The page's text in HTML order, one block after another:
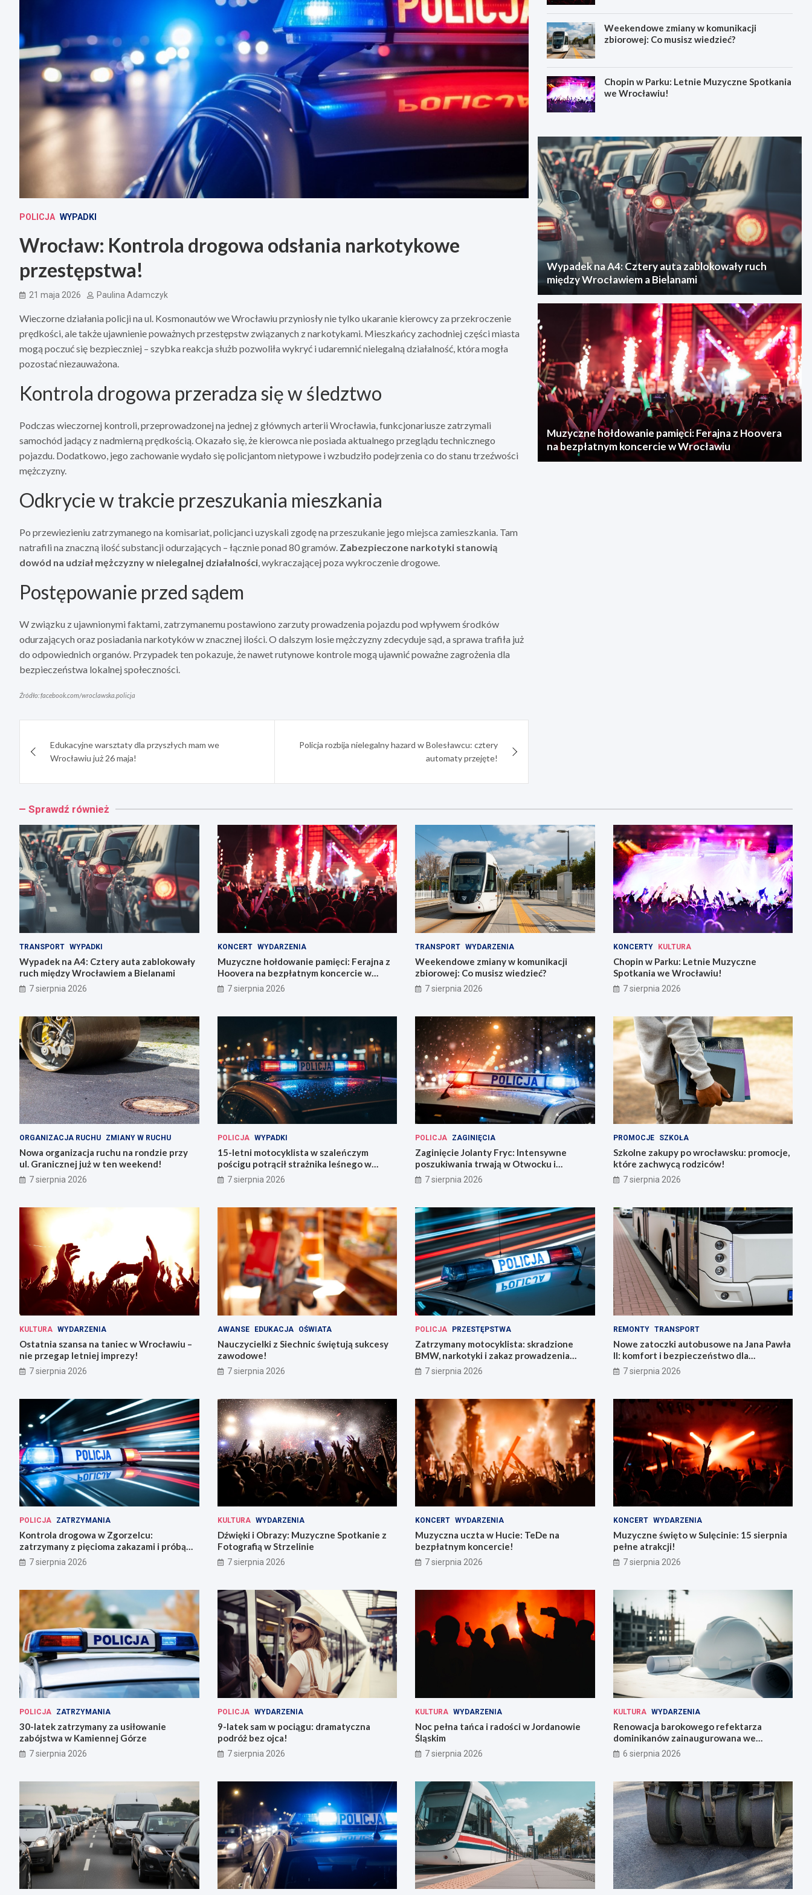
POLICJA WYPADKI
Wrocław: Kontrola drogowa odsłania narkotykowe
przestępstwa!
21 maja 2026 Paulina Adamczyk
Wieczorne działania policji na ul. Kosmonautów we Wrocławiu przyniosły nie tylko ukaranie kierowcy za przekroczenie
prędkości, ale także ujawnienie poważnych przestępstw związanych z narkotykami. Mieszkańcy zachodniej części miasta
mogą poczuć się bezpieczniej – szybka reakcja służb pozwoliła wykryć i udaremnić nielegalną działalność, która mogła
pozostać niezauważona.
Kontrola drogowa przeradza się w śledztwo
Podczas wieczornej kontroli, przeprowadzonej na jednej z głównych arterii Wrocławia, funkcjonariusze zatrzymali
samochód jadący z nadmierną prędkością. Okazało się, że kierowca nie posiada aktualnego przeglądu technicznego
pojazdu. Dodatkowo, jego zachowanie wydało się policjantom nietypowe i wzbudziło podejrzenia co do stanu trzeźwości
mężczyzny.
Odkrycie w trakcie przeszukania mieszkania
Po przewiezieniu zatrzymanego na komisariat, policjanci uzyskali zgodę na przeszukanie jego miejsca zamieszkania. Tam
natrafili na znaczną ilość substancji odurzających – łącznie ponad 80 gramów. Zabezpieczone narkotyki stanowią
dowód na udział mężczyzny w nielegalnej działalności, wykraczającej poza wykroczenie drogowe.
Postępowanie przed sądem
W związku z ujawnionymi faktami, zatrzymanemu postawiono zarzuty prowadzenia pojazdu pod wpływem środków
odurzających oraz posiadania narkotyków w znacznej ilości. O dalszym losie mężczyzny zdecyduje sąd, a sprawa trafiła już
do odpowiednich organów. Przypadek ten pokazuje, że nawet rutynowe kontrole mogą ujawnić poważne zagrożenia dla
bezpieczeństwa lokalnej społeczności.
Źródło: facebook.com/wroclawska.policja
wpisuEdukacyjne warsztaty dla przyszłych mam we
Wrocławiu już 26 maja!
Policja rozbija nielegalny hazard w Bolesławcu: cztery
automaty przejęte!
Weekendowe zmiany w komunikacji
zbiorowej: Co musisz wiedzieć?
Chopin w Parku: Letnie Muzyczne Spotkania
we Wrocławiu!
Wypadek na A4: Cztery auta zablokowały ruch
między Wrocławiem a Bielanami
Muzyczne hołdowanie pamięci: Ferajna z Hoovera
na bezpłatnym koncercie w Wrocławiu
Sprawdź również
TRANSPORT WYPADKI
Wypadek na A4: Cztery auta zablokowały
ruch między Wrocławiem a Bielanami
7 sierpnia 2026
KONCERT WYDARZENIA
Muzyczne hołdowanie pamięci: Ferajna z
Hoovera na bezpłatnym koncercie w
Wrocławiu
7 sierpnia 2026
TRANSPORT WYDARZENIA
Weekendowe zmiany w komunikacji
zbiorowej: Co musisz wiedzieć?
7 sierpnia 2026
KONCERTY KULTURA
Chopin w Parku: Letnie Muzyczne
Spotkania we Wrocławiu!
7 sierpnia 2026
ORGANIZACJA RUCHU ZMIANY W RUCHU
Nowa organizacja ruchu na rondzie przy
ul. Granicznej już w ten weekend!
7 sierpnia 2026
POLICJA WYPADKI
15-letni motocyklista w szaleńczym
pościgu potrącił strażnika leśnego w
Lwówku Śląskim
7 sierpnia 2026
POLICJA ZAGINIĘCIA
Zaginięcie Jolanty Fryc: Intensywne
poszukiwania trwają w Otwocku i
Wrocławiu
7 sierpnia 2026
PROMOCJE SZKOŁA
Szkolne zakupy po wrocławsku: promocje,
które zachwycą rodziców!
7 sierpnia 2026
KULTURA WYDARZENIA
Ostatnia szansa na taniec w Wrocławiu –
nie przegap letniej imprezy!
7 sierpnia 2026
AWANSE EDUKACJA OŚWIATA
Nauczycielki z Siechnic świętują sukcesy
zawodowe!
7 sierpnia 2026
POLICJA PRZESTĘPSTWA
Zatrzymany motocyklista: skradzione
BMW, narkotyki i zakaz prowadzenia
pojazdów
7 sierpnia 2026
REMONTY TRANSPORT
Nowe zatoczki autobusowe na Jana Pawła
II: komfort i bezpieczeństwo dla
mieszkańców!
7 sierpnia 2026
POLICJA ZATRZYMANIA
Kontrola drogowa w Zgorzelcu:
zatrzymany z pięcioma zakazami i próbą
ucieczki
7 sierpnia 2026
KULTURA WYDARZENIA
Dźwięki i Obrazy: Muzyczne Spotkanie z
Fotografią w Strzelinie
7 sierpnia 2026
KONCERT WYDARZENIA
Muzyczna uczta w Hucie: TeDe na
bezpłatnym koncercie!
7 sierpnia 2026
KONCERT WYDARZENIA
Muzyczne święto w Sulęcinie: 15 sierpnia
pełne atrakcji!
7 sierpnia 2026
POLICJA ZATRZYMANIA
30-latek zatrzymany za usiłowanie
zabójstwa w Kamiennej Górze
7 sierpnia 2026
POLICJA WYDARZENIA
9-latek sam w pociągu: dramatyczna
podróż bez ojca!
7 sierpnia 2026
KULTURA WYDARZENIA
Noc pełna tańca i radości w Jordanowie
Śląskim
7 sierpnia 2026
KULTURA WYDARZENIA
Renowacja barokowego refektarza
dominikanów zainaugurowana we
Wrocławiu
6 sierpnia 2026